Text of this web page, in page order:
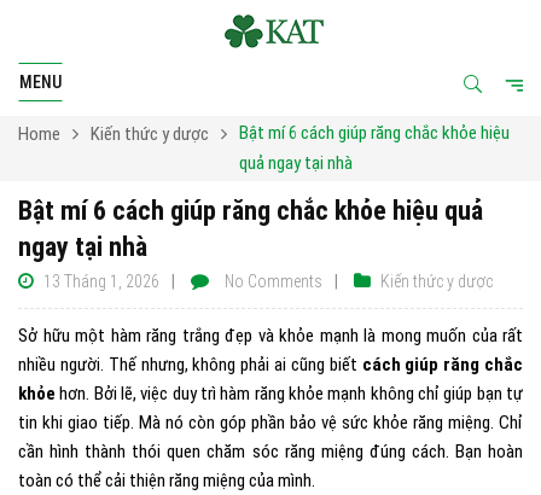
MENU
Home Kiến thức y dược
Bật mí 6 cách giúp răng chắc khỏe hiệu
quả ngay tại nhà
Bật mí 6 cách giúp răng chắc khỏe hiệu quả
ngay tại nhà
13 Tháng 1, 2026 Kiến thức y dược
No Comments
Sở hữu một hàm răng trắng đẹp và khỏe mạnh là mong muốn của rất
nhiều người. Thế nhưng, không phải ai cũng biết cách giúp răng chắc
khỏe hơn. Bởi lẽ, việc duy trì hàm răng khỏe mạnh không chỉ giúp bạn tự
tin khi giao tiếp. Mà nó còn góp phần bảo vệ sức khỏe răng miệng. Chỉ
cần hình thành thói quen chăm sóc răng miệng đúng cách. Bạn hoàn
toàn có thể cải thiện răng miệng của mình.